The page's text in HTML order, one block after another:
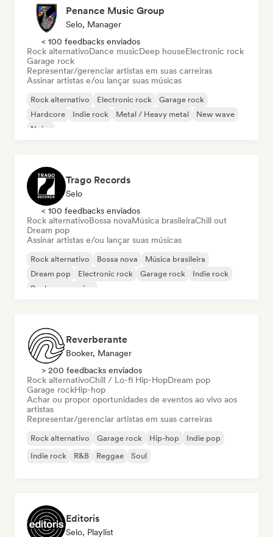
Penance Music Group
Selo, Manager
< 100 feedbacks enviados
Rock alternativoDance musicDeep houseElectronic rock
Garage rock
Representar/gerenciar artistas em suas carreiras
Assinar artistas e/ou lançar suas músicas
Rock alternativo Electronic rock
Garage rock
Hardcore
Indie rock Metal / Heavy metal
New wave
Noise
Trago Records
Selo
< 100 feedbacks enviados
Rock alternativoBossa novaMúsica brasileiraChill out
Dream pop
Assinar artistas e/ou lançar suas músicas
Rock alternativo Bossa nova
Música brasileira
Dream pop
Electronic rock Garage rock
Indie rock
Rock progressivo
Reverberante
Booker, Manager
> 200 feedbacks enviados
Rock alternativoChill / Lo-fi Hip-HopDream pop
Garage rockHip-hop
Achar ou propor oportunidades de eventos ao vivo aos
artistas
Representar/gerenciar artistas em suas carreiras
Rock alternativo Garage rock Hip-hop
Indie pop
Indie rock
R&B Reggae Soul
Editoris
Selo, Playlist